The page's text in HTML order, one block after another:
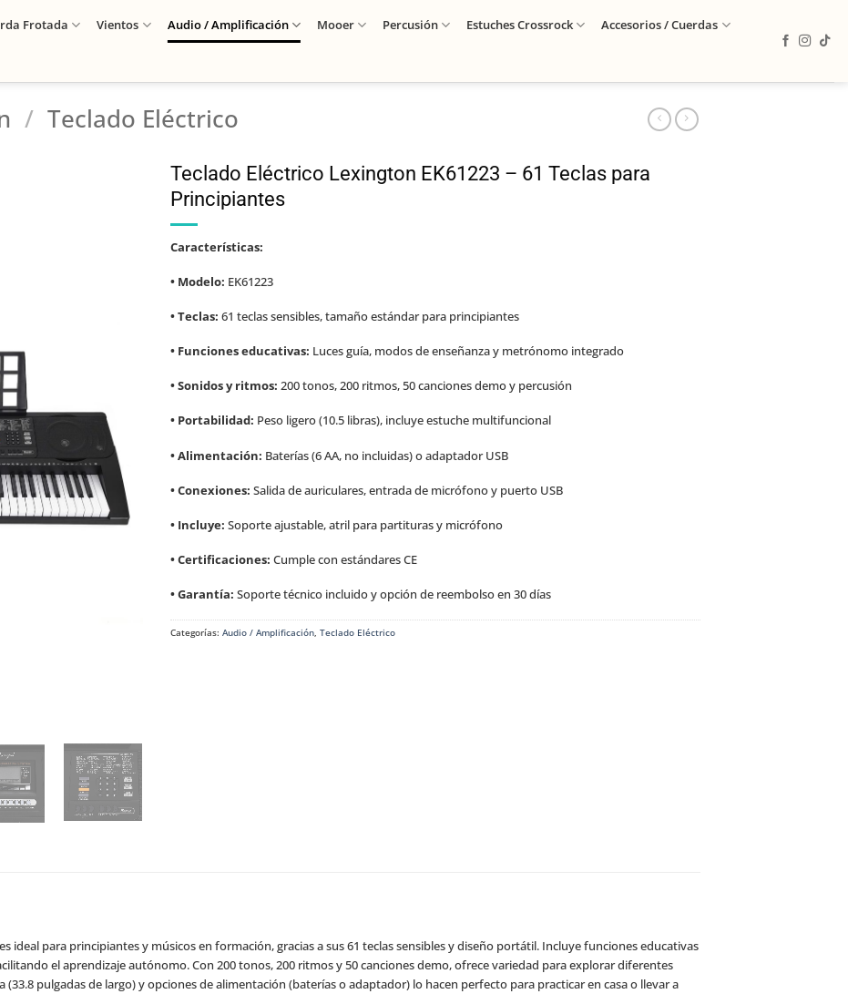
Frotada Vientos Audio / Amplificación Mooer Percusión Estuches Crossrock Accesorios / Cuerdas
/ Teclado Eléctrico
Teclado Eléctrico Lexington EK61223 – 61 Teclas para
Principiantes
Características:
• Modelo: EK61223
• Teclas: 61 teclas sensibles, tamaño estándar para principiantes
• Funciones educativas: Luces guía, modos de enseñanza y metrónomo integrado
• Sonidos y ritmos: 200 tonos, 200 ritmos, 50 canciones demo y percusión
• Portabilidad: Peso ligero (10.5 libras), incluye estuche multifuncional
• Alimentación: Baterías (6 AA, no incluidas) o adaptador USB
• Conexiones: Salida de auriculares, entrada de micrófono y puerto USB
• Incluye: Soporte ajustable, atril para partituras y micrófono
• Certificaciones: Cumple con estándares CE
• Garantía: Soporte técnico incluido y opción de reembolso en 30 días
Categorías: Audio / Amplificación, Teclado Eléctrico
es ideal para principiantes y músicos en formación, gracias a sus 61 teclas sensibles y diseño portátil. Incluye funciones educativas
el aprendizaje autónomo. Con 200 tonos, 200 ritmos y 50 canciones demo, ofrece variedad para explorar diferentes
(33.8 pulgadas de largo) y opciones de alimentación (baterías o adaptador) lo hacen perfecto para practicar en casa o llevar a